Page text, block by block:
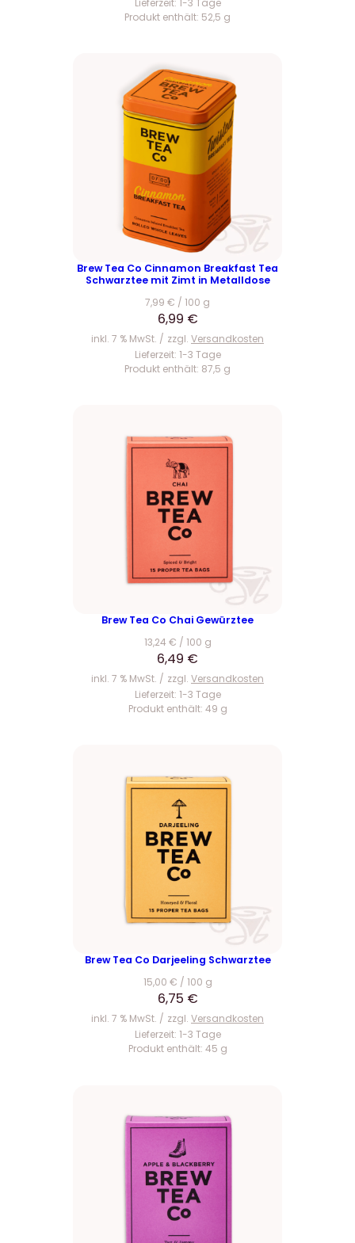
Produkt enthält: 52,5 g
Brew Tea Co Cinnamon Breakfast Tea
Schwarztee mit Zimt in Metalldose
7,99 € / 100 g
6,99 €
inkl. 7 % MwSt. zzgl. Versandkosten
Lieferzeit: 1-3 Tage
Produkt enthält: 87,5 g
Brew Tea Co Chai Gewürztee
13,24 € / 100 g
6,49 €
inkl. 7 % MwSt. zzgl. Versandkosten
Lieferzeit: 1-3 Tage
Produkt enthält: 49 g
Brew Tea Co Darjeeling Schwarztee
15,00 € / 100 g
6,75 €
inkl. 7 % MwSt. zzgl. Versandkosten
Lieferzeit: 1-3 Tage
Produkt enthält: 45 g